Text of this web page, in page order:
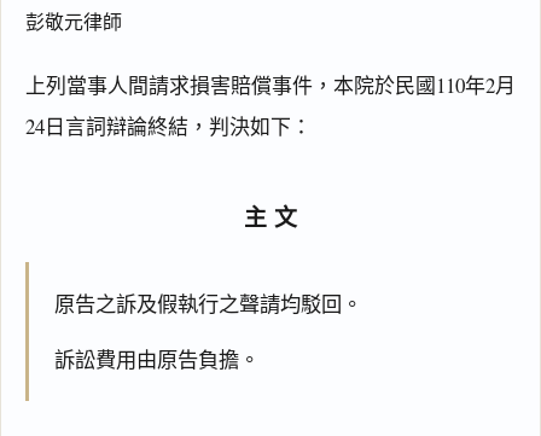
彭敬元律師
上列當事人間請求損害賠償事件，本院於民國110年2月
24日言詞辯論終結，判決如下：
主文
原告之訴及假執行之聲請均駁回。
訴訟費用由原告負擔。